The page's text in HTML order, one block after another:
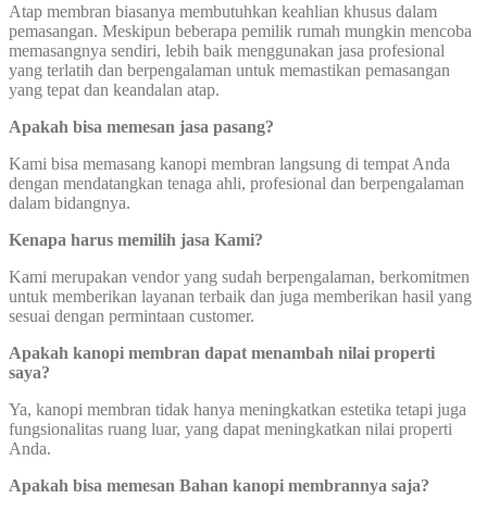
Atap membran biasanya membutuhkan keahlian khusus dalam
pemasangan. Meskipun beberapa pemilik rumah mungkin mencoba
memasangnya sendiri, lebih baik menggunakan jasa profesional
yang terlatih dan berpengalaman untuk memastikan pemasangan
yang tepat dan keandalan atap.
Apakah bisa memesan jasa pasang?
Kami bisa memasang kanopi membran langsung di tempat Anda
dengan mendatangkan tenaga ahli, profesional dan berpengalaman
dalam bidangnya.
Kenapa harus memilih jasa Kami?
Kami merupakan vendor yang sudah berpengalaman, berkomitmen
untuk memberikan layanan terbaik dan juga memberikan hasil yang
sesuai dengan permintaan customer.
Apakah kanopi membran dapat menambah nilai properti
saya?
Ya, kanopi membran tidak hanya meningkatkan estetika tetapi juga
fungsionalitas ruang luar, yang dapat meningkatkan nilai properti
Anda.
Apakah bisa memesan Bahan kanopi membrannya saja?